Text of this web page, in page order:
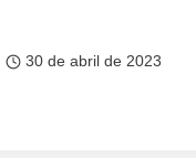
30 de abril de 2023